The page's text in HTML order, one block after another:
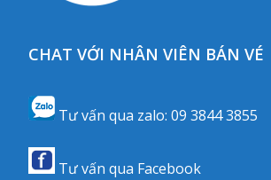
CHAT VỚI NHÂN VIÊN BÁN VÉ
Tư vấn qua zalo:09 3844 3855
Tư vấn qua Facebook